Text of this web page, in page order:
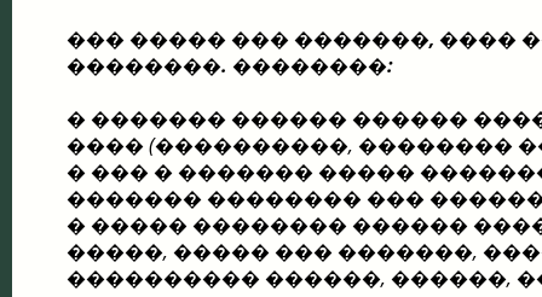
��� ����� ��� �������, ����
��������. ��������:
� ������� ������ ������
���� (����������, ��������
� ��� � ������� �����
������� �������� ���
� ����� �������� ������
�����, ����� ��� �������,
���������� ������, ������,